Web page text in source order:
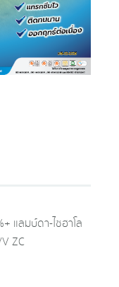
แลมบ์ดา-ไซฮาโล
ZC